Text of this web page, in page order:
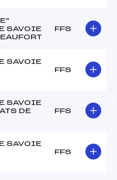
SAVOIE
FFS
SAVOIE
FFS
SAVOIE
DE
FFS
SAVOIE
FFS